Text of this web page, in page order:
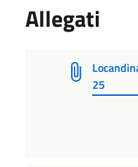
Allegati
25